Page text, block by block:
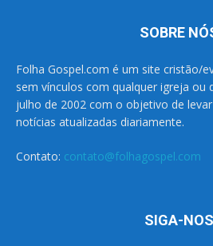
SOBRE
Folha Gospel.com é um site cristão/
sem vínculos com qualquer igreja ou
julho de 2002 com o objetivo de
notícias atualizadas diariamente.
Contato: contato@folhagospel.com
SIGA-NOS